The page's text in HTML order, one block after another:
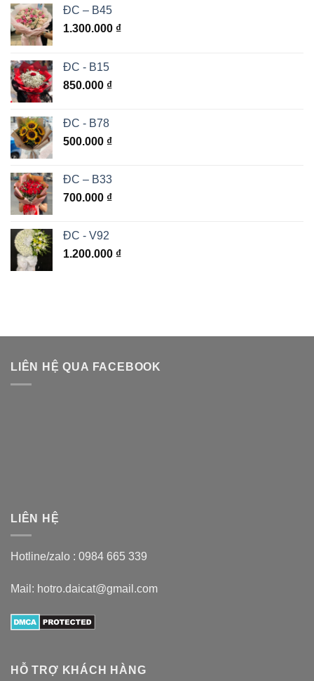
ĐC – B45
1.300.000 ₫
ĐC - B15
850.000 ₫
ĐC - B78
500.000 ₫
ĐC – B33
700.000 ₫
ĐC - V92
1.200.000 ₫
LIÊN HỆ QUA FACEBOOK
LIÊN HỆ
Hotline/zalo : 0984 665 339
Mail: hotro.daicat@gmail.com
HỖ TRỢ KHÁCH HÀNG